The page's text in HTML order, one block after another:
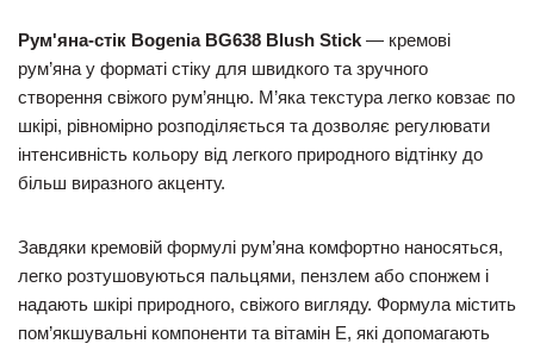
Рум'яна-стік Bogenia BG638 Blush Stick — кремові
рум’яна у форматі стіку для швидкого та зручного
створення свіжого рум’янцю. М’яка текстура легко ковзає по
шкірі, рівномірно розподіляється та дозволяє регулювати
інтенсивність кольору від легкого природного відтінку до
більш виразного акценту.
Завдяки кремовій формулі рум’яна комфортно наносяться,
легко розтушовуються пальцями, пензлем або спонжем і
надають шкірі природного, свіжого вигляду. Формула містить
пом’якшувальні компоненти та вітамін E, які допомагають